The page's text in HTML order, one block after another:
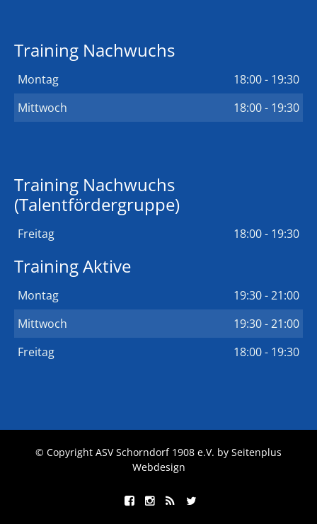
Training Nachwuchs
Montag
18:00 - 19:30
Mittwoch
18:00 - 19:30
Training Nachwuchs
(Talentfördergruppe)
Freitag 18:00 - 19:30
Training Aktive
Montag
19:30 - 21:00
Mittwoch
19:30 - 21:00
Freitag
18:00 - 19:30
© Copyright ASV Schorndorf 1908 e.V. by Seitenplus
Webdesign